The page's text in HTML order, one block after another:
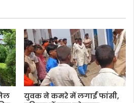
युवक ने कमरे में लगाईं फांसी,